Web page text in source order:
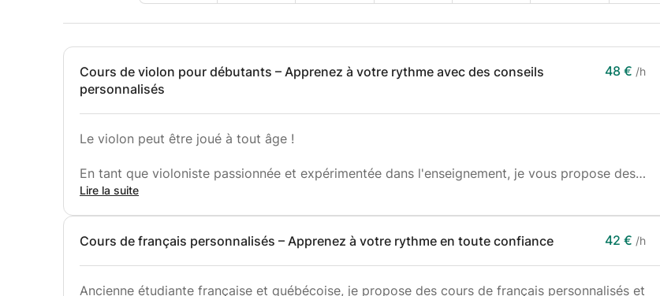
Cours de violon pour débutants – Apprenez à votre rythme avec des conseils
personnalisés
48 € /h
Le violon peut être joué à tout âge !
En tant que violoniste passionnée et expérimentée dans l'enseignement, je vous propose des
cours de violon personnalisés et adaptés à vos objectifs ! Que vous soyez débutant ou que vous
Lire la suite
Cours de français personnalisés – Apprenez à votre rythme en toute confiance 42 € /h
Ancienne étudiante française et québécoise, je propose des cours de français personnalisés et